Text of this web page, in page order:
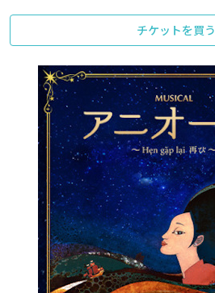
チケットを買う